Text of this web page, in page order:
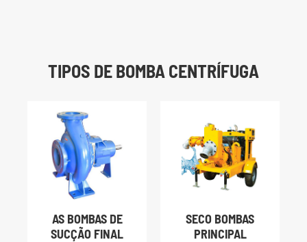
TIPOS DE BOMBA CENTRÍFUGA
AS BOMBAS DE
SUCÇÃO FINAL
SECO BOMBAS
PRINCIPAL